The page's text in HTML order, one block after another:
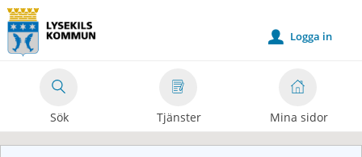
Välkommen
till
e-
tjänster
Lysekils
kommun
Sök Tjänster Mina sidor
u Logga in